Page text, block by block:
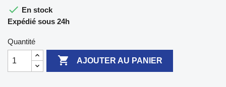
 En stock
Expédié sous 24h
Quantité
 AJOUTER AU PANIER